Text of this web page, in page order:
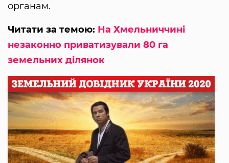
органам.
Читати за темою: На Хмельниччині
незаконно приватизували 80 га
земельних ділянок